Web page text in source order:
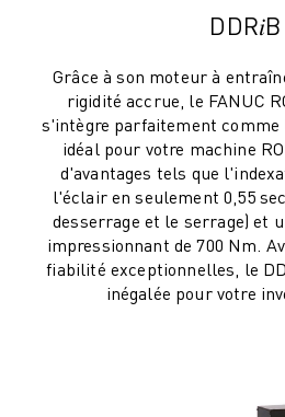
SOLUTIONS POUR LES INDUSTRIES
SOLUTIONS POUR L'ÉDUCATION
WORLDSKILLS ET JEUNES TALENTS
ÉVÉNEMENTS ÉDUCATIFS
ACTUALITÉS ET MÉDIAS
ACTUALITÉS ET MÉDIAS
EVÉNEMENTS
ÉVÉNEMENTS ÉDUCATIFS
A PROPOS DE FANUC
DDR𝑖B
Grâce à son moteur à
rigidité accrue, le FANUC
s'intègre parfaitement
idéal pour votre machine
d'avantages tels que
l'éclair en seulement 0,55
desserrage et le serrage) et
impressionnant de 700 Nm.
fiabilité exceptionnelles, le
inégalée pour votre